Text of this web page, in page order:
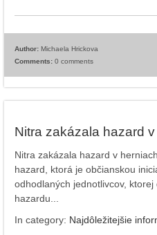
Author: Michaela Hrickova
Comments: 0 comments
Nitra zakázala hazard
Nitra zakázala hazard v
hazard, ktorá je občianskou
odhodlaných jednotlivcov,
hazardu...
In category: Najdôležitejšie